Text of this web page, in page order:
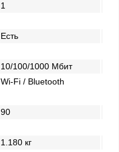
1
Есть
10/100/1000 Mбит
Wi-Fi / Bluetooth
90
1.180 кг